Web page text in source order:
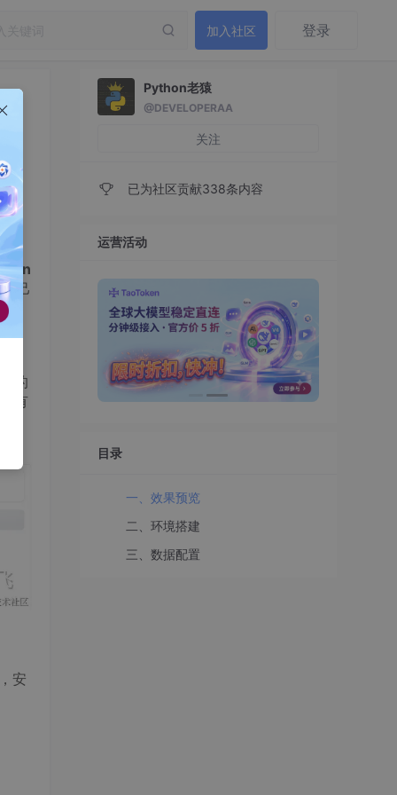
加入社区 登录
己
的
有
安
Python老猿
@DEVELOPERAA
关注
已为社区贡献338条内容
运营活动
目录
一、效果预览
二、环境搭建
三、数据配置